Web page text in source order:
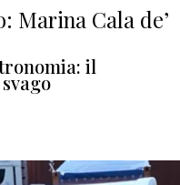
Marina Cala de’
il